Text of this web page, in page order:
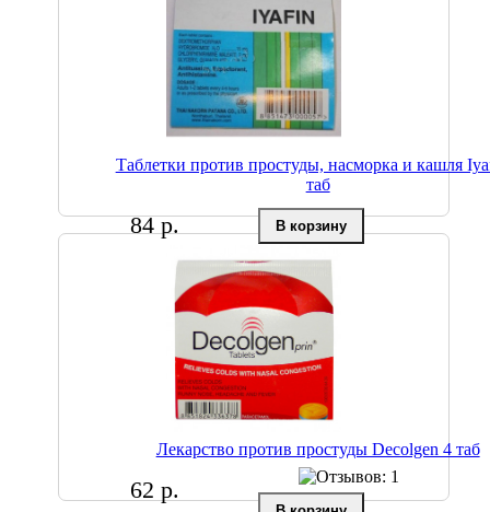
Таблетки против простуды, насморка и кашля
таб
84 р.
Лекарство против простуды Decolgen 4 таб
62 р.